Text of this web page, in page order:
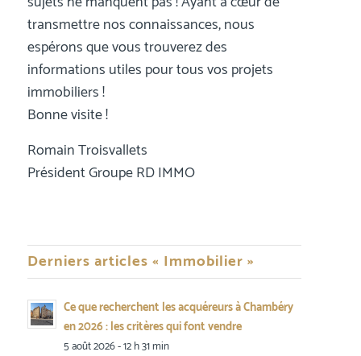
transmettre nos connaissances, nous
espérons que vous trouverez des
informations utiles pour tous vos projets
immobiliers !
Bonne visite !
Romain Troisvallets
Président Groupe RD IMMO
Derniers articles « Immobilier »
Ce que recherchent les acquéreurs à Chambéry
en 2026 : les critères qui font vendre
5 août 2026 - 12 h 31 min